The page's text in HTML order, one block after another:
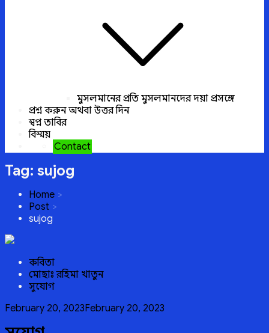
মুসলমানের প্রতি মুসলমানদের দয়া প্রসঙ্গে
প্রশ্ন করুন অথবা উত্তর দিন
স্বপ্ন তাবির
বিস্ময়
Contact
Tag: sujog
Home
Post
sujog
কবিতা
মোছাঃ রহিমা খাতুন
সুযোগ
Posted
February 20, 2023February 20, 2023